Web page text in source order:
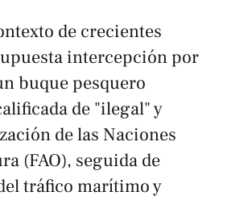
de crecientes
intercepción por
buque pesquero
de "ilegal" y
de las Naciones
(FAO), seguida de
tráfico marítimo y